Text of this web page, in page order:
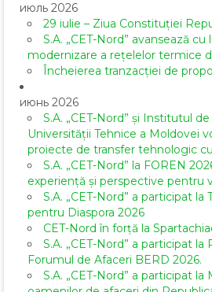
июль 2026
29 iulie – Ziua Constituției
S.A. „CET-Nord” avansează cu
modernizare a rețelelor termice
Încheierea tranzacției de
июнь 2026
S.A. „CET-Nord” și Institutul
Universității Tehnice a Moldovei
proiecte de transfer tehnologic
S.A. „CET-Nord” la FOREN
experiență și perspective pentru
S.A. „CET-Nord” a participat la
pentru Diaspora 2026
CET-Nord în forță la
S.A. „CET-Nord” a participat la
Forumul de Afaceri BERD 2026.
S.A. „CET-Nord” a participat